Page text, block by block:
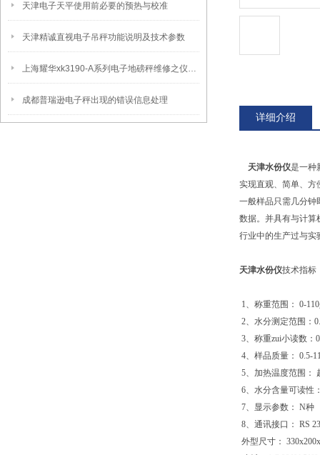
天津电子天平使用前必要的预热与校准
天津精诚直视电子吊秤功能说明及技术参数
上海耀华xk3190-A系列电子地磅秤维修之仪表常见错误代码
成都普瑞逊电子秤出现的错误信息处理
详细介绍
天津水份仪是一种
实现直观、简单、方
一般样品只需几分钟
数据。并具有与计算
行业中的生产过与实
天津水份仪技术指标
1、称重范围： 0-
2、水分测定范围
3、称重zui小读数
4、样品质量：
5、加热温度范围
6、水分含量可读
7、显示参数： N
8、通讯接口：
外型尺寸：